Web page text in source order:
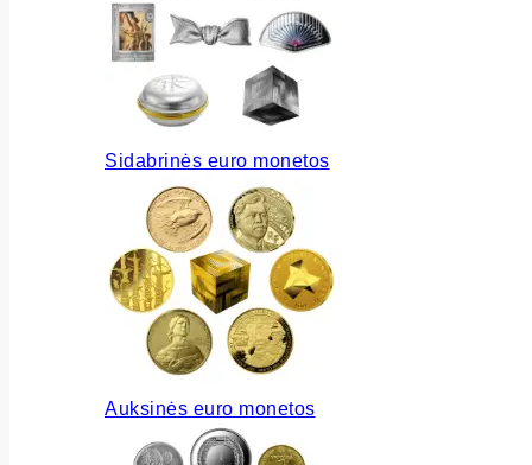
Sidabrinės euro monetos
Auksinės euro monetos